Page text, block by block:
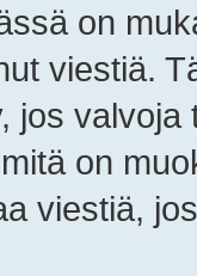
on
viestiä.
jos
on
viestiä,